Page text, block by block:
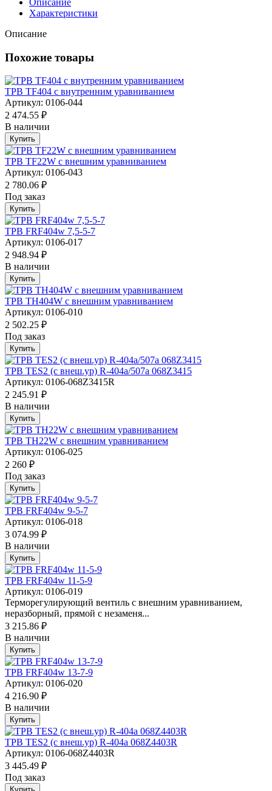
Характеристики
Описание
Похожие товары
ТРВ TF404 с внутренним уравниванием
Артикул: 0106-044
2 474.55 ₽
В наличии
Купить
ТРВ TF22W с внешним уравниванием
Артикул: 0106-043
2 780.06 ₽
Под заказ
Купить
ТРВ FRF404w 7,5-5-7
Артикул: 0106-017
2 948.94 ₽
В наличии
Купить
ТРВ TH404W с внешним уравниванием
Артикул: 0106-010
2 502.25 ₽
Под заказ
Купить
ТРВ TES2 (с внеш.ур) R-404a/507а 068Z3415
Артикул: 0106-068Z3415R
2 245.91 ₽
В наличии
Купить
ТРВ TH22W с внешним уравниванием
Артикул: 0106-025
2 260 ₽
Под заказ
Купить
ТРВ FRF404w 9-5-7
Артикул: 0106-018
3 074.99 ₽
В наличии
Купить
ТРВ FRF404w 11-5-9
Артикул: 0106-019
Терморегулирующий вентиль с внешним уравниванием,
неразборный, прямой с незаменя...
3 215.86 ₽
В наличии
Купить
ТРВ FRF404w 13-7-9
Артикул: 0106-020
4 216.90 ₽
В наличии
Купить
ТРВ TES2 (с внеш.ур) R-404a 068Z4403R
Артикул: 0106-068Z4403R
3 445.49 ₽
Под заказ